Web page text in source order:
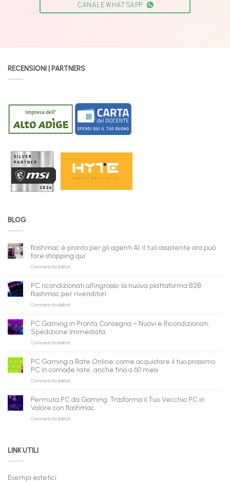
CANALE WHATSAPP
RECENSIONI | PARTNERS
BLOG
flashmac è pronto per gli agenti AI: il tuo assistente ora può
fare shopping qui
Commenti disabilitatisu
pronto
per
gli
AI:
il
tuo
assistente
può
fare
qui
PC ricondizionati all’ingrosso: la nuova piattaforma B2B
flashmac per rivenditori
Commenti disabilitatisu
ricondizionati
all’ingrosso:
la
nuova
B2B
flashmac
per
rivenditori
PC Gaming in Pronta Consegna – Nuovi e Ricondizionati,
Spedizione Immediata
Commenti disabilitatisu
Gaming
in
Pronta
Consegna
Nuovi
Ricondizionati,
Spedizione
PC Gaming a Rate Online: come acquistare il tuo prossimo
PC in comode rate, anche fino a 60 mesi
Commenti disabilitatisu
Gaming
Rate
Online:
Permuta PC da Gaming: Trasforma il Tuo Vecchio PC in
Valore con flashmac
Commenti disabilitatisu
LINK UTILI
Esempi estetici